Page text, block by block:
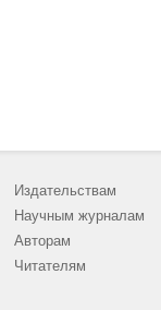
Издательствам
Научным журналам
Авторам
Читателям